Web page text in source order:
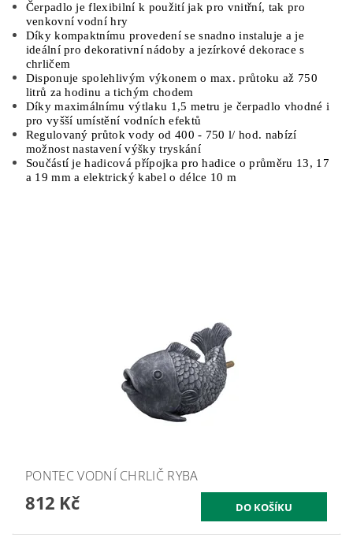
Čerpadlo je flexibilní k použití jak pro vnitřní, tak pro
venkovní vodní hry
Díky kompaktnímu provedení se snadno instaluje a je
ideální pro dekorativní nádoby a jezírkové dekorace s
chrličem
Disponuje spolehlivým výkonem o max. průtoku až 750
litrů za hodinu a tichým chodem
Díky maximálnímu výtlaku 1,5 metru je čerpadlo vhodné i
pro vyšší umístění vodních efektů
Regulovaný průtok vody od 400 - 750 l/ hod. nabízí
možnost nastavení výšky tryskání
Součástí je hadicová přípojka pro hadice o průměru 13, 17
a 19 mm a elektrický kabel o délce 10 m
PONTEC VODNÍ CHRLIČ RYBA
812 Kč